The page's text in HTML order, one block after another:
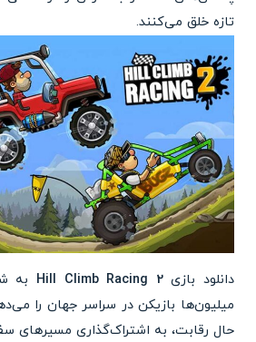
تازه خلق می‌کنند.
دانلود بازیHill Climb Racing 2 به
میلیون‌ها بازیکن در سراسر جهان را
حال رقابت، به اشتراک‌گذاری